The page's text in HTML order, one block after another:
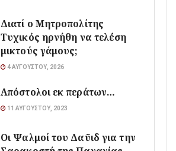
Διατί ο Μητροπολίτης
Τυχικός ηρνήθη να τελέση
μικτούς γάμους;
4 ΑΥΓΟΎΣΤΟΥ, 2026
Απόστολοι εκ περάτων…
11 ΑΥΓΟΎΣΤΟΥ, 2023
Οι Ψαλμοί του Δαϋιδ για την